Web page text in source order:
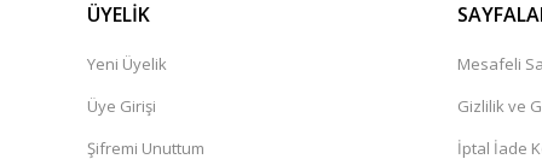
ÜYELİK
Yeni Üyelik
Üye Girişi
Şifremi Unuttum
Mesafeli
Gizlilik ve
İptal İade